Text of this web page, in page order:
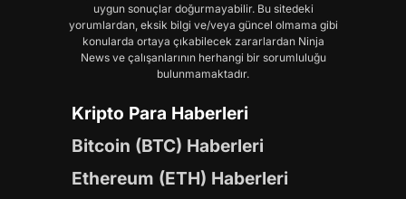
uygun sonuçlar doğurmayabilir. Bu sitedeki
yorumlardan, eksik bilgi ve/veya güncel olmama gibi
konularda ortaya çıkabilecek zararlardan Ninja
News ve çalışanlarının herhangi bir sorumluluğu
bulunmamaktadır.
Kripto Para Haberleri
Bitcoin (BTC) Haberleri
Ethereum (ETH) Haberleri